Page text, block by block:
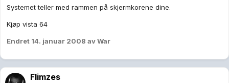
Systemet teller med rammen på skjermkorene dine.
Kjøp vista 64
Endret 14. januar 2008 av War
Flimzes